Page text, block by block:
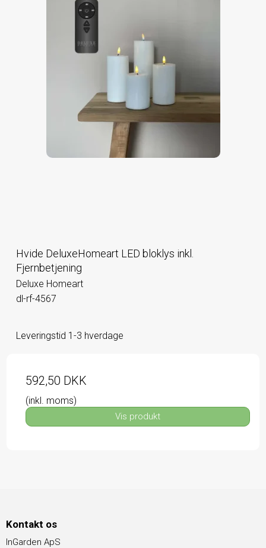
Hvide DeluxeHomeart LED bloklys inkl.
Fjernbetjening
Deluxe Homeart
dl-rf-4567
Leveringstid 1-3 hverdage
592,50 DKK
(inkl. moms)
Vis produkt
Kontakt os
InGarden ApS